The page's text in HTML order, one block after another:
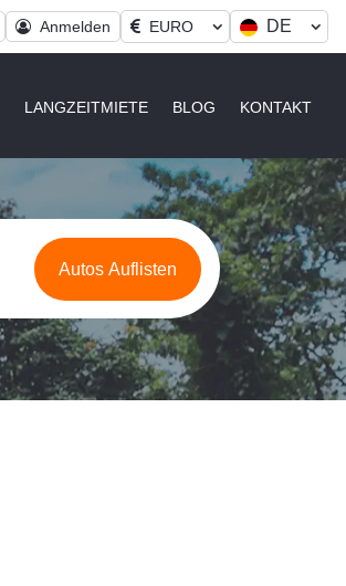
Anmelden DE
EURO
LANGZEITMIETE BLOG KONTAKT
Autos Auflisten